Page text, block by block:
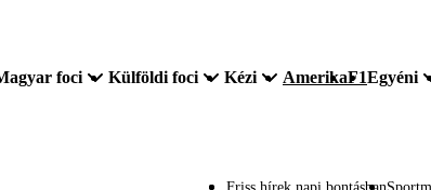
foci Külföldi foci Kézi AmerikaF1Egyéni